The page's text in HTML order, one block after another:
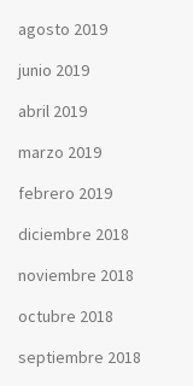
agosto 2019
junio 2019
abril 2019
marzo 2019
febrero 2019
diciembre 2018
noviembre 2018
octubre 2018
septiembre 2018